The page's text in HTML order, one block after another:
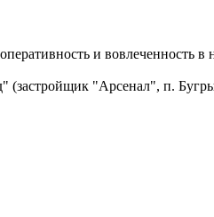
и вовлеченность в
"Арсенал", п.